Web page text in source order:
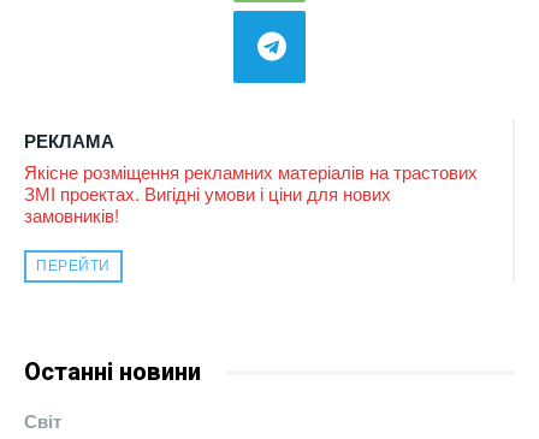
РЕКЛАМА
Якісне розміщення рекламних матеріалів на трастових
ЗМІ проектах. Вигідні умови і ціни для нових
замовників!
ПЕРЕЙТИ
Останні новини
Світ